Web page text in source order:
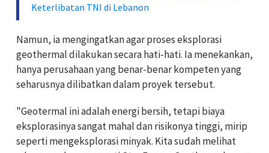
Keterlibatan TNI di Lebanon
Namun, ia mengingatkan agar proses eksplorasi
geothermal dilakukan secara hati-hati. Ia menekankan,
hanya perusahaan yang benar-benar kompeten yang
seharusnya dilibatkan dalam proyek tersebut.
"Geotermal ini adalah energi bersih, tetapi biaya
eksplorasinya sangat mahal dan risikonya tinggi, mirip
seperti mengeksplorasi minyak. Kita sudah melihat